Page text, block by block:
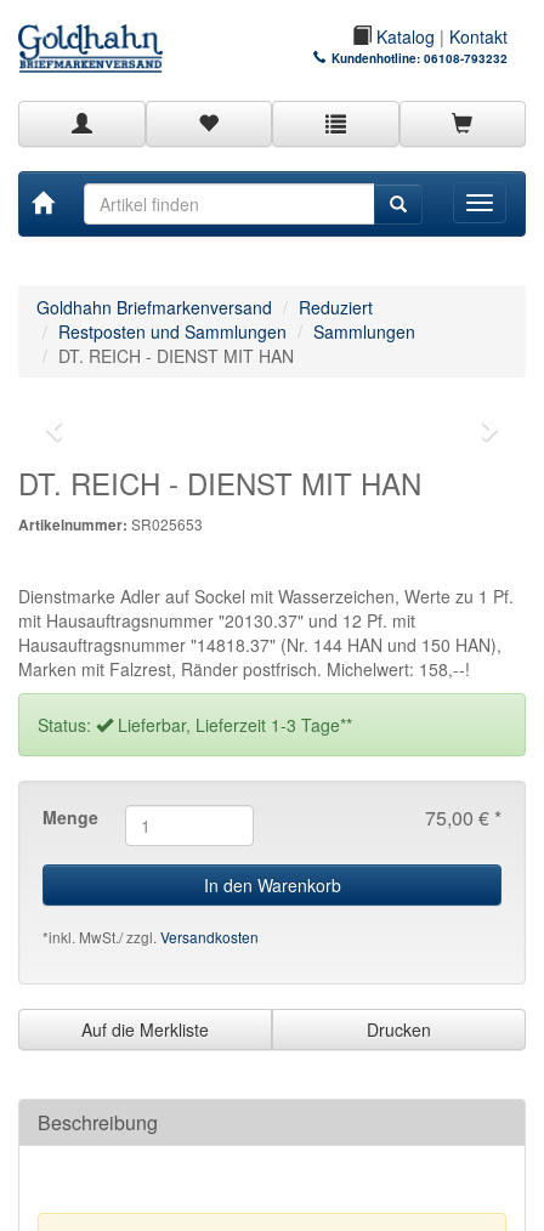
Katalog | Kontakt
Kundenhotline: 06108-793232
Toggle
Goldhahn Briefmarkenversand
Reduziert
Restposten und Sammlungen
Sammlungen
DT. REICH - DIENST MIT HAN
DT. REICH - DIENST MIT HAN
Artikelnummer: SR025653
Dienstmarke Adler auf Sockel mit Wasserzeichen, Werte zu 1 Pf.
mit Hausauftragsnummer "20130.37" und 12 Pf. mit
Hausauftragsnummer "14818.37" (Nr. 144 HAN und 150 HAN),
Marken mit Falzrest, Ränder postfrisch. Michelwert: 158,--!
Status: Lieferbar, Lieferzeit 1-3 Tage**
75,00 € *
Menge
In den Warenkorb
*inkl. MwSt./ zzgl.Versandkosten
Auf die Merkliste Drucken
Beschreibung